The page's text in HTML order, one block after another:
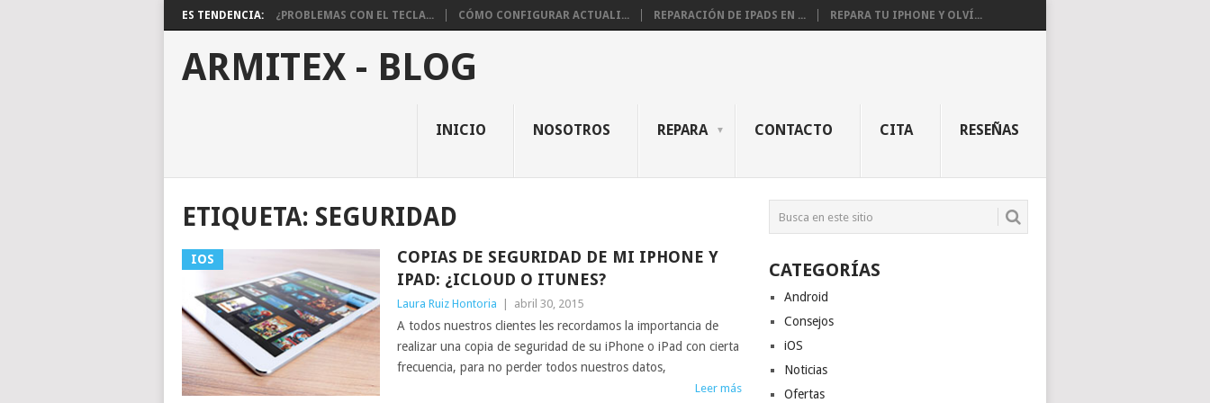
ES TENDENCIA: ¿PROBLEMAS CON EL TECLA... CÓMO CONFIGURAR ACTUALI... REPARACIÓN DE IPADS EN ... REPARA TU IPHONE Y OLVÍ...
ARMITEX - BLOG
INICIO NOSOTROS REPARA CONTACTO CITA RESEÑAS
ETIQUETA: SEGURIDAD
IOS
COPIAS DE SEGURIDAD DE MI IPHONE Y
IPAD: ¿ICLOUD O ITUNES?
Laura Ruiz Hontoria abril 30, 2015
A todos nuestros clientes les recordamos la importancia de
realizar una copia de seguridad de su iPhone o iPad con cierta
frecuencia, para no perder todos nuestros datos,
Leer más
CATEGORÍAS
Android
Consejos
iOS
Noticias
Ofertas